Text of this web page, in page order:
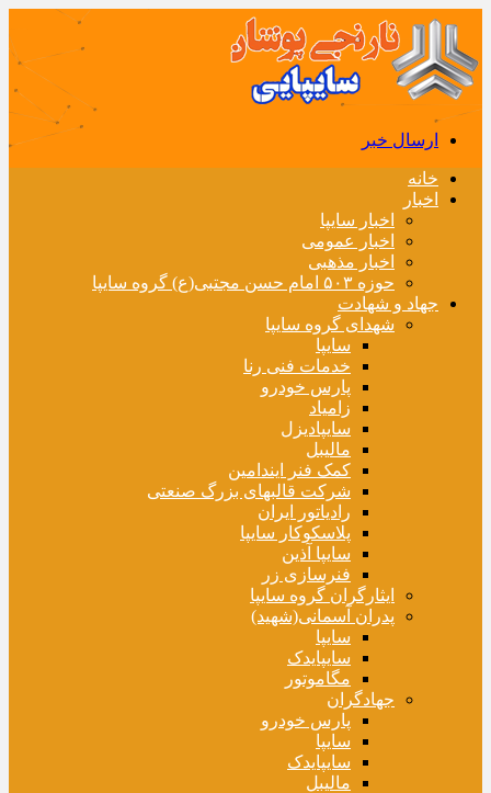
ارسال خبر
خانه
اخبار
اخبار سایپا
اخبار عمومی
اخبار مذهبی
حوزه ۵۰۳ امام حسن مجتبی(ع) گروه سایپا
جهاد و شهادت
شهدای گروه سایپا
سایپا
خدمات فنی رنا
پارس خودرو
زامیاد
سایپادیزل
مالیبل
کمک فنر ایندامین
شرکت قالبهای بزرگ صنعتی
رادیاتور ایران
پلاسکوکار سایپا
سایپا آذین
فنرسازی زر
ایثارگران گروه سایپا
پدران آسمانی(شهید)
سایپا
سایپایدک
مگاموتور
جهادگران
پارس خودرو
سایپا
سایپایدک
مالیبل